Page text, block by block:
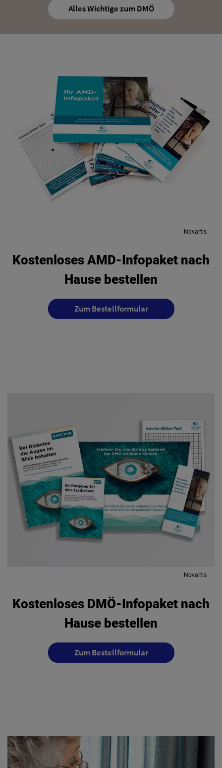
Alles Wichtige zum DMÖ
Novartis
Kostenloses AMD-Infopaket nach
Hause bestellen
Zum Bestellformular
Novartis
Kostenloses DMÖ-Infopaket nach
Hause bestellen
Zum Bestellformular